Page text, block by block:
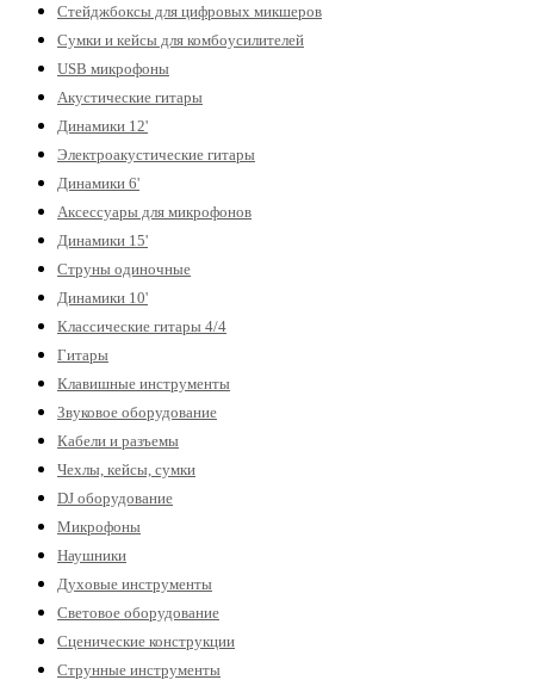
Стейджбоксы для цифровых микшеров
Сумки и кейсы для комбоусилителей
USB микрофоны
Акустические гитары
Динамики 12'
Электроакустические гитары
Динамики 6'
Аксессуары для микрофонов
Динамики 15'
Струны одиночные
Динамики 10'
Классические гитары 4/4
Гитары
Клавишные инструменты
Звуковое оборудование
Кабели и разъемы
Чехлы, кейсы, сумки
DJ оборудование
Микрофоны
Наушники
Духовые инструменты
Световое оборудование
Сценические конструкции
Струнные инструменты